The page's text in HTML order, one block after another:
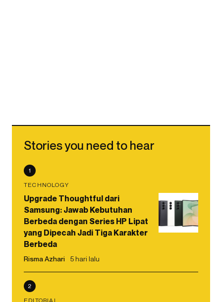
Stories you need to hear
1
TECHNOLOGY
Upgrade Thoughtful dari
Samsung: Jawab Kebutuhan
Berbeda dengan Series HP Lipat
yang Dipecah Jadi Tiga Karakter
Berbeda
Risma Azhari 5 hari lalu
2
EDITORIAL